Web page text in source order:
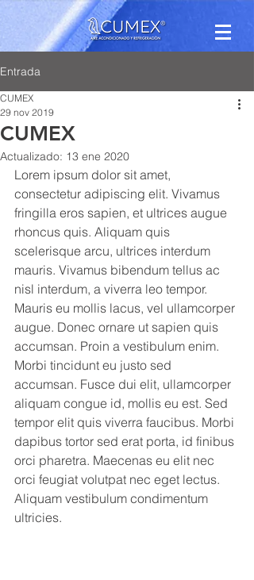
Entrada
CUMEX
CUMEX
29 nov 2019
Actualizado: 13 ene 2020
Lorem ipsum dolor sit amet,
consectetur adipiscing elit. Vivamus
fringilla eros sapien, et ultrices augue
rhoncus quis. Aliquam quis
scelerisque arcu, ultrices interdum
mauris. Vivamus bibendum tellus ac
nisl interdum, a viverra leo tempor.
Mauris eu mollis lacus, vel ullamcorper
augue. Donec ornare ut sapien quis
accumsan. Proin a vestibulum enim.
Morbi tincidunt eu justo sed
accumsan. Fusce dui elit, ullamcorper
aliquam congue id, mollis eu est. Sed
tempor elit quis viverra faucibus. Morbi
dapibus tortor sed erat porta, id finibus
orci pharetra. Maecenas eu elit nec
orci feugiat volutpat nec eget lectus.
Aliquam vestibulum condimentum
ultricies.
Powered by
InnoTech Apps